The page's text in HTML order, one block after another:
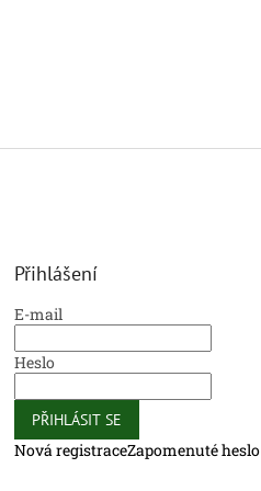
Přihlášení
E-mail
Heslo
PŘIHLÁSIT SE
Nová registraceZapomenuté heslo